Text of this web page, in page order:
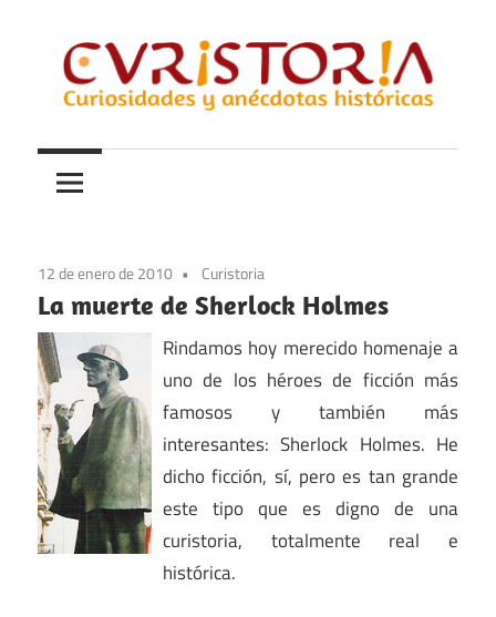
contenido
Curistoria
y
anécdotas
historia
12 de enero de 2010 Curistoria
La muerte de Sherlock Holmes
Rindamos hoy merecido homenaje a
uno de los héroes de ficción más
famosos y también más
interesantes: Sherlock Holmes. He
dicho ficción, sí, pero es tan grande
este tipo que es digno de una
curistoria, totalmente real e
histórica.